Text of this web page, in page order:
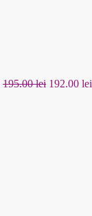
195.00lei Prețul
192.00 lei